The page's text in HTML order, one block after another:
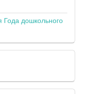
Года дошкольного